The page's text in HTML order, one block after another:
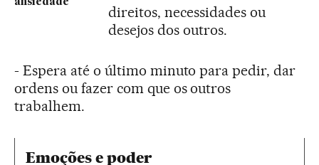
direitos, necessidades ou
desejos dos outros.
- Espera até o último minuto para pedir, dar
ordens ou fazer com que os outros
trabalhem.
Emoções e poder